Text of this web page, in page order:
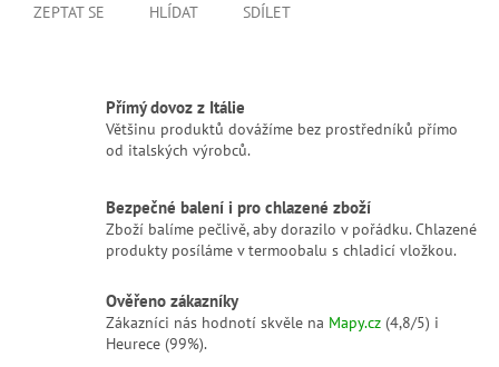
ZEPTAT SE HLÍDAT SDÍLET
Přímý dovoz z Itálie
Většinu produktů dovážíme bez prostředníků přímo
od italských výrobců.
Bezpečné balení i pro chlazené zboží
Zboží balíme pečlivě, aby dorazilo v pořádku. Chlazené
produkty posíláme v termoobalu s chladicí vložkou.
Ověřeno zákazníky
Zákazníci nás hodnotí skvěle na Mapy.cz (4,8/5) i
Heurece (99%).